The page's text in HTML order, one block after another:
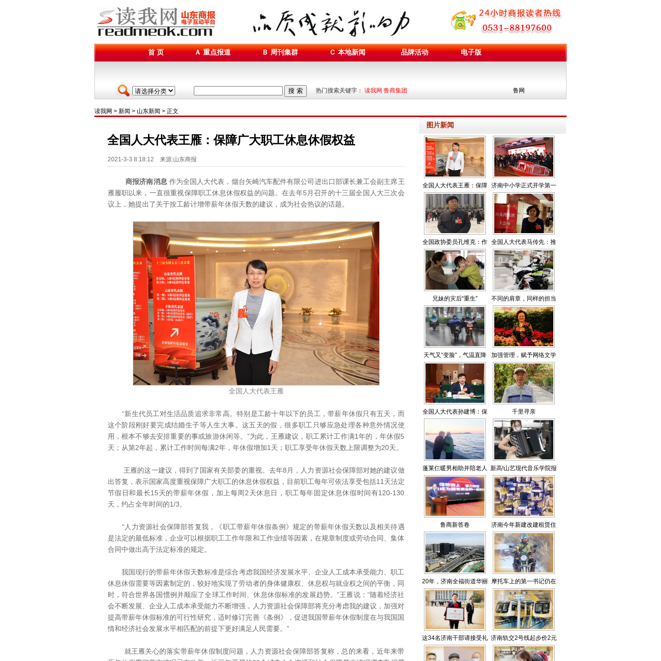
首 页 Ａ 重点报道 Ｂ 周刊集群 Ｃ 本地新闻 品牌活动 电子版
搜 索 热门搜索关键字： 读我网 鲁商集团 鲁网
读我网 > 新闻 > 山东新闻 > 正文
全国人大代表王雁：保障广大职工休息休假权益
2021-3-3 8:18:12 来源:山东商报
商报济南消息 作为全国人大代表，烟台矢崎汽车配件有限公司进出口部课长兼工会副主席王
雁履职以来，一直很重视保障职工休息休假权益的问题。在去年5月召开的十三届全国人大三次会
议上，她提出了关于按工龄计增带薪年休假天数的建议，成为社会热议的话题。
全国人大代表王雁
“新生代员工对生活品质追求非常高。特别是工龄十年以下的员工，带薪年休假只有五天，而
这个阶段刚好要完成结婚生子等人生大事。这五天的假，很多职工只够应急处理各种意外情况使
用，根本不够去安排重要的事或旅游休闲等。”为此，王雁建议，职工累计工作满1年的，年休假5
天；从第2年起，累计工作时间每满2年，年休假增加1天；职工享受年休假天数上限调整为20天。
王雁的这一建议，得到了国家有关部委的重视。去年8月，人力资源社会保障部对她的建议做
出答复，表示国家高度重视保障广大职工的休息休假权益，目前职工每年可依法享受包括11天法定
节假日和最长15天的带薪年休假，加上每周2天休息日，职工每年固定休息休假时间有120-130
天，约占全年时间的1/3。
“人力资源社会保障部答复我，《职工带薪年休假条例》规定的带薪年休假天数以及相关待遇
是法定的最低标准，企业可以根据职工工作年限和工作业绩等因素，在规章制度或劳动合同、集体
合同中做出高于法定标准的规定。
我国现行的带薪年休假天数标准是综合考虑我国经济发展水平、企业人工成本承受能力、职工
休息休假需要等因素制定的，较好地实现了劳动者的身体健康权、休息权与就业权之间的平衡，同
时，符合世界各国惯例并顺应了全球工作时间、休息休假标准的发展趋势。”王雁说：“随着经济社
会不断发展、企业人工成本承受能力不断增强，人力资源社会保障部将充分考虑我的建议，加强对
提高带薪年休假标准的可行性研究，适时修订完善《条例》，促进我国带薪年休假制度在与我国国
情和经济社会发展水平相匹配的前提下更好满足人民需要。”
就王雁关心的落实带薪年休假制度问题，人力资源社会保障部答复称，总的来看，近年来带
图片新闻
全国人大代表王雁：保障
广大职工休息休假权益
济南中小学正式开学第一
课学党史成主流
全国政协委员孔维克：作
品讴歌时代，艺术回馈人
民
全国人大代表马传先：推
动网约车统一纳入立法范
畴
兄妹的灾后“重生” 不同的肩章，同样的担当
天气又“变脸”，气温直降
10℃
加强管理，赋予网络文学
更多正能量
全国人大代表孙建博：保
良药
千里寻亲
蓬莱仨暖男相助并陪老人
看海
新高!山艺现代音乐学院报
考火爆
鲁商新答卷 济南今年新建改建租赁住
房2万套
20年，济南全福街道华丽
嬗变
摩托车上的第一书记仍在
路上
这34名济南干部请接受礼
赞
济南轨交2号线起步价2元